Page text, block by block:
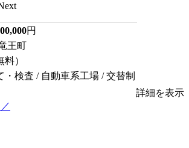
円
王町
）
・検査 / 自動車系工場 / 交替制
詳細を表示